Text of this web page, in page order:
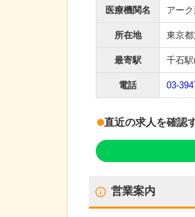
医療機関名 アー
所在地 東京
最寄駅 千石駅
電話 03-
直近の求人を確認
営業案内